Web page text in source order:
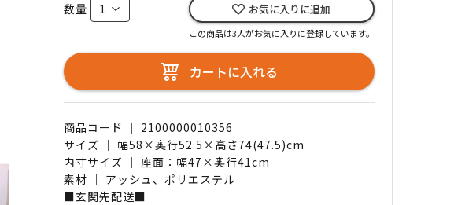
数量 お気に入りに追加
この商品は3人がお気に入りに登録しています。
カートに入れる
商品コード ｜ 2100000010356
サイズ ｜ 幅58×奥行52.5×高さ74(47.5)cm
内寸サイズ ｜ 座面：幅47×奥行41cm
素材 ｜ アッシュ、ポリエステル
■玄関先配送■